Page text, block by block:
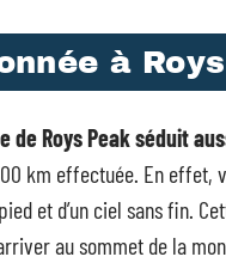
à
de Roys Peak séduit
km effectuée. En effet,
et d’un ciel sans fin.
au sommet de la